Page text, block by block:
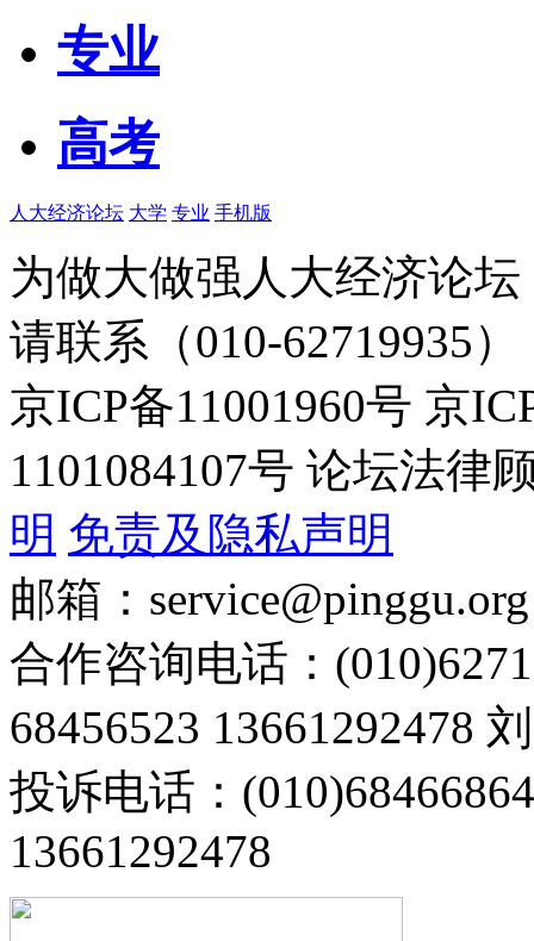
专业
高考
人大经济论坛 大学 专业 手机版
为做大做强人大经济论
请联系（010-62719935）
京ICP备11001960号 京
1101084107号 论坛法律
明 免责及隐私声明
邮箱：service@pinggu.org
合作咨询电话：
68456523 13661292478
投诉电话：
13661292478